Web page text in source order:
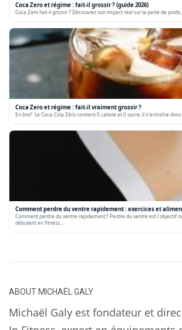
Coca Zero et régime : fait-il grossir ? (guide 2026)
Coca Zero fait-il grossir ? Découvrez son impact réel sur la perte de poids,
Coca Zero et régime : fait-il vraiment grossir ?
En bref : Le Coca-Cola Zéro contient 0 calorie et 0 sucre, il n'entraîne donc
Comment perdre du ventre rapidement : exercices et
Comment perdre du ventre rapidement ? Perdre du ventre est l'objectif
débutent en fitness…
ABOUT MICHAËL GALY
Michaël Galy est fondateur et